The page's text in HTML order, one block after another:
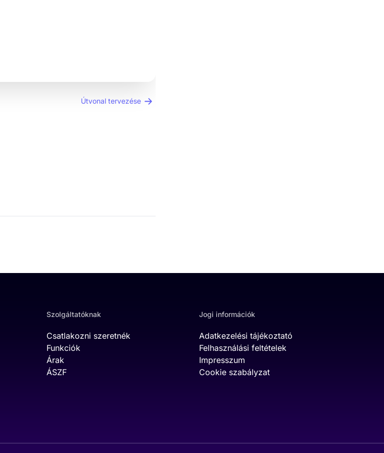
Útvonal tervezése
Szolgáltatóknak
Csatlakozni szeretnék
Funkciók
Árak
ÁSZF
Jogi információk
Adatkezelési tájékoztató
Felhasználási feltételek
Impresszum
Cookie szabályzat